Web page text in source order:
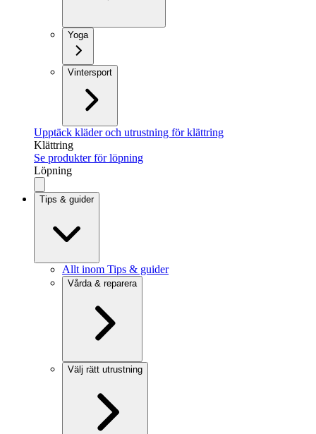
Yoga
Vintersport
Upptäck kläder och utrustning för klättring
Klättring
Se produkter för löpning
Löpning
Tips & guider
Allt inom Tips & guider
Vårda & reparera
Välj rätt utrustning